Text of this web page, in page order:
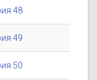
48
49
50